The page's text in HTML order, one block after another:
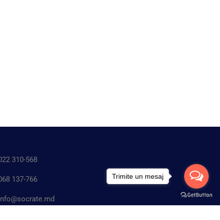
310-568
137-766 Trimite un mesaj